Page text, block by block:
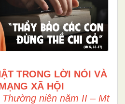
TRONG LỜI NÓI VÀ
XÃ HỘI
niên năm II – Mt